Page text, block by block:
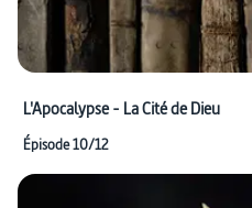
L'Apocalypse - La Cité de Dieu
Épisode 10/12